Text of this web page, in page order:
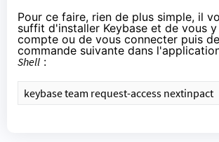
Pour ce faire, rien de plus simple, il
suffit d'installer Keybase et de vous
compte ou de vous connecter puis
commande suivante dans
Shell :
keybase team request-access nextinpact